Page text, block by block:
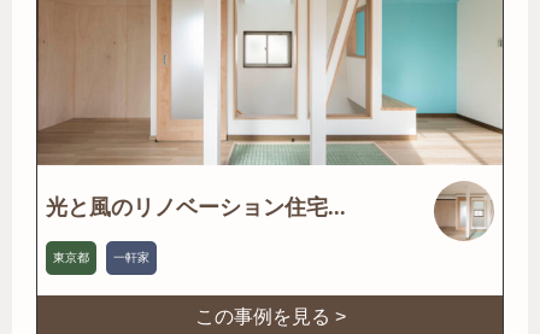
光と風のリノベーション住宅...
東京都 一軒家
この事例を見る >